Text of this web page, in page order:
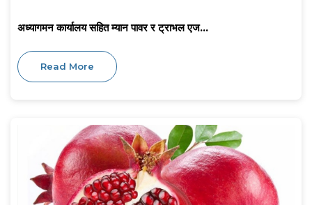
अध्यागमन कार्यालय सहित म्यान पावर र ट्राभल एज...
Read More